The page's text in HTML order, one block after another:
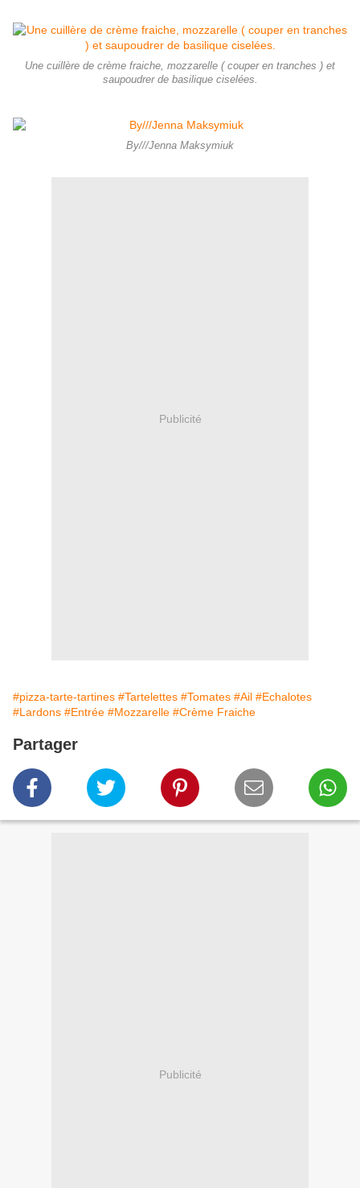
Une cuillère de crème fraiche, mozzarelle ( couper en tranches ) et
saupoudrer de basilique ciselées.
By///Jenna Maksymiuk
Publicité
#pizza-tarte-tartines #Tartelettes #Tomates #Ail #Echalotes
#Lardons #Entrée #Mozzarelle #Crème Fraiche
Partager
Publicité